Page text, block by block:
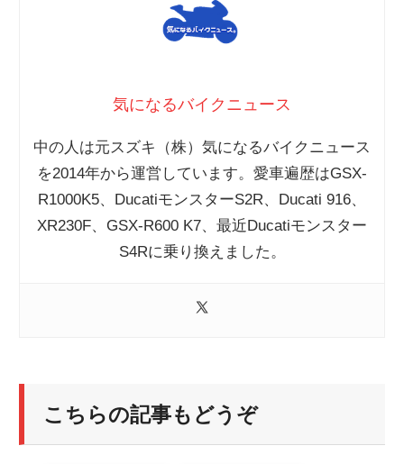
気になるバイクニュース
中の人は元スズキ（株）気になるバイクニュース
を2014年から運営しています。愛車遍歴はGSX-
R1000K5、DucatiモンスターS2R、Ducati 916、
XR230F、GSX-R600 K7、最近Ducatiモンスター
S4Rに乗り換えました。
こちらの記事もどうぞ